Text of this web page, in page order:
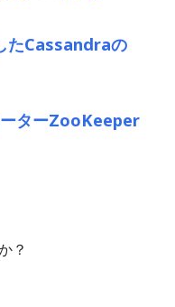
Cassandraの
ターZooKeeper
？